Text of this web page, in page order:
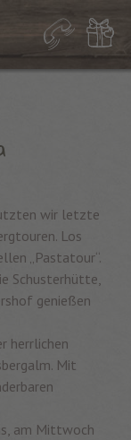
wir letzte
Los
„Pastatour“.
Schusterhütte,
genießen
herrlichen
Mit
am Mittwoch